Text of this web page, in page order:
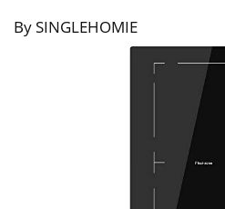
By SINGLEHOMIE